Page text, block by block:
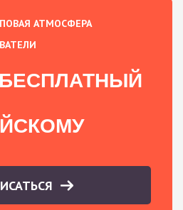
АТМОСФЕРА
БЕСПЛАТНЫЙ